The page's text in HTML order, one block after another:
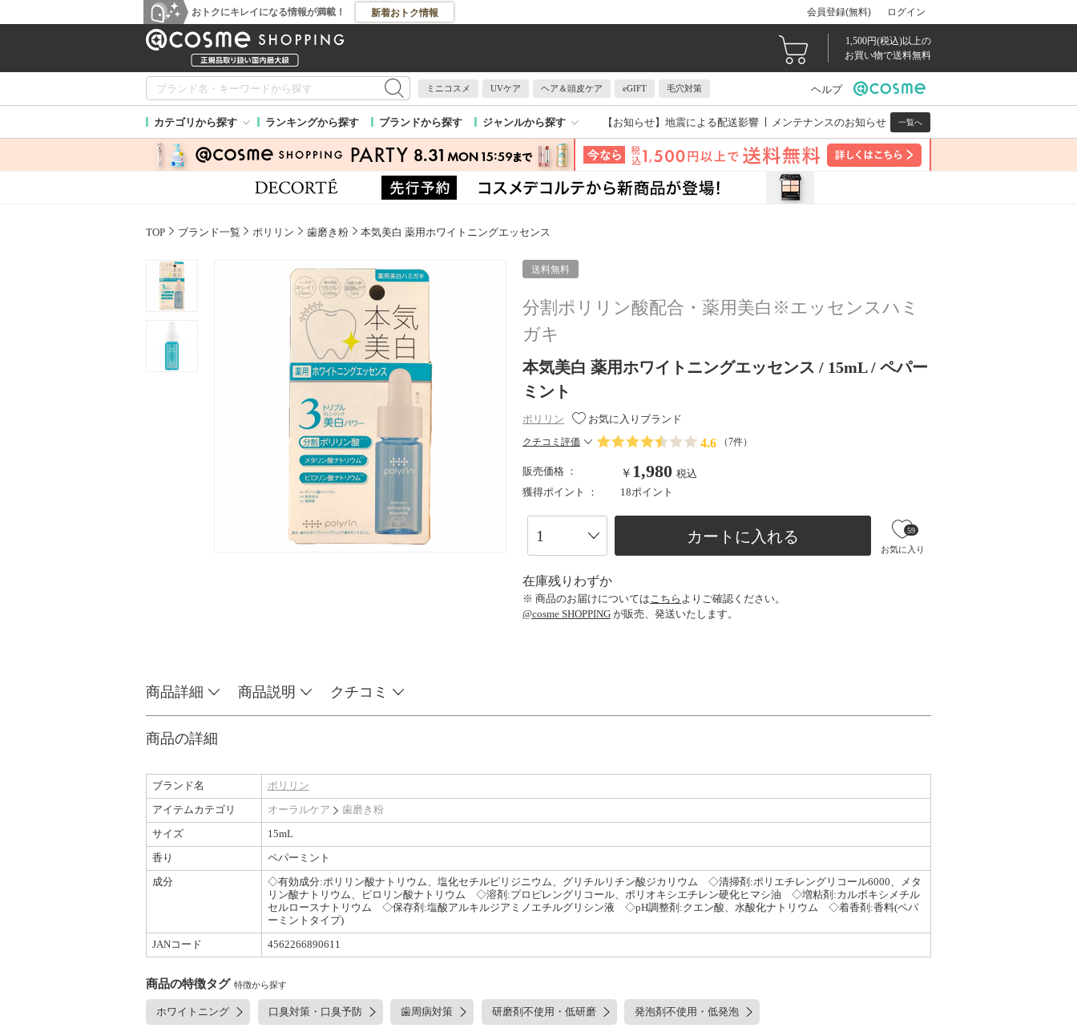
おトクにキレイになる情報が満載！ 新着おトク情報 会員登録(無料) ログイン
1,500円(税込)以上の
お買い物で送料無料
ミニコスメ UVケア ヘア＆頭皮ケア eGIFT 毛穴対策 ヘルプ
カテゴリから探す ランキングから探す ブランドから探す ジャンルから探す 【お知らせ】 地震による配送影響 メンテナンスのお知らせ 一覧へ
TOP ブランド一覧 ポリリン 歯磨き粉 本気美白 薬用ホワイトニングエッセンス
送料無料
分割ポリリン酸配合・薬用美白※エッセンスハミ
ガキ
本気美白 薬用ホワイトニングエッセンス / 15mL / ペパー
ミント
ポリリン お気に入りブランド
クチコミ評価 4.6 （7件）
販売価格 ： ￥ 1,980 税込
獲得ポイント ：
18ポイント
カートに入れる
お気に入り
59
在庫残りわずか
※ 商品のお届けについては こちら よりご確認ください。
@cosme SHOPPING が販売、発送いたします。
商品詳細 商品説明 クチコミ
商品の詳細
ブランド名
ポリリン
アイテムカテゴリ
オーラルケア
歯磨き粉
サイズ
15mL
香り
ペパーミント
成分
◇有効成分:ポリリン酸ナトリウム、塩化セチルピリジニウム、グリチルリチン酸ジカリウム ◇清掃剤:ポリエチレングリコール6000、メタ
リン酸ナトリウム、ピロリン酸ナトリウム ◇溶剤:プロピレングリコール、ポリオキシエチレン硬化ヒマシ油 ◇増粘剤:カルボキシメチル
セルロースナトリウム ◇保存剤:塩酸アルキルジアミノエチルグリシン液 ◇pH調整剤:クエン酸、水酸化ナトリウム ◇着香剤:香料(ペパ
ーミントタイプ)
JANコード
4562266890611
商品の特徴タグ 特徴から探す
ホワイトニング 口臭対策・口臭予防 歯周病対策 研磨剤不使用・低研磨 発泡剤不使用・低発泡